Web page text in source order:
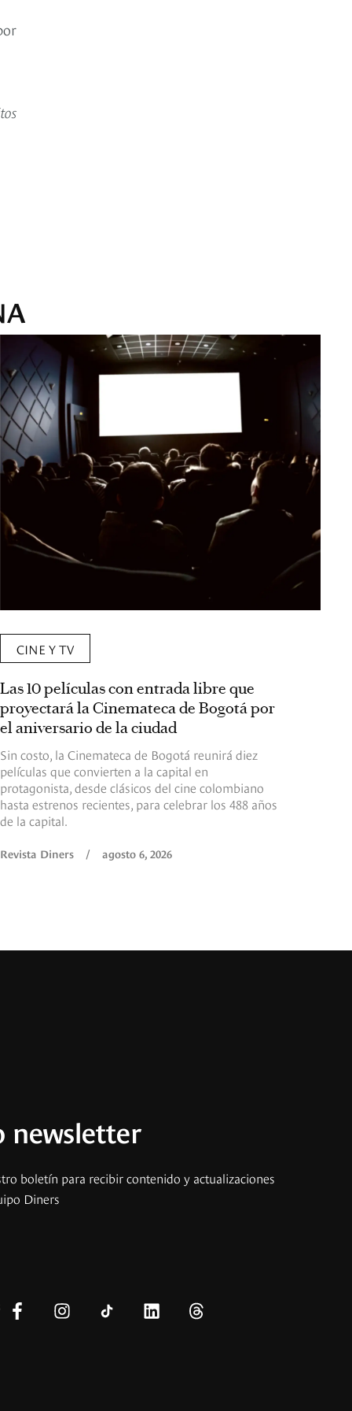
CINE Y TV
Las 10 películas con entrada libre que
proyectará la Cinemateca de Bogotá por
el aniversario de la ciudad
Sin costo, la Cinemateca de Bogotá reunirá diez
películas que convierten a la capital en
protagonista, desde clásicos del cine colombiano
hasta estrenos recientes, para celebrar los 488 años
de la capital.
Revista Diners / agosto 6, 2026
newsletter
boletín para recibir contenido y actualizaciones
Diners